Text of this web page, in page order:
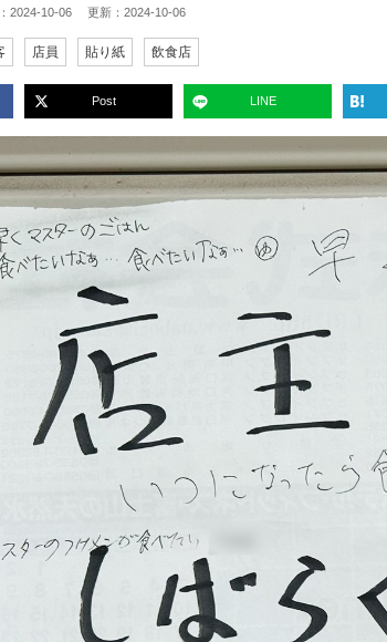
2024-10-06 更新： 2024-10-06
店員 貼り紙 飲食店
Post LINE